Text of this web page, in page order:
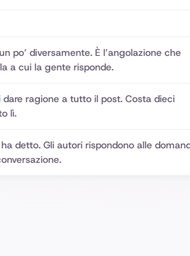
po’ diversamente. È l’angolazione che
a cui la gente risponde.
ragione a tutto il post. Costa dieci
lì.
detto. Gli autori rispondono alle